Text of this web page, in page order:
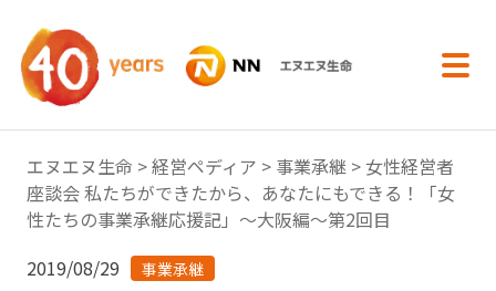
エヌエヌ生命 >経営ペディア > 事業承継 > 女性経営者
座談会 私たちができたから、あなたにもできる！「女
性たちの事業承継応援記」～大阪編～第2回目
2019/08/29
事業承継